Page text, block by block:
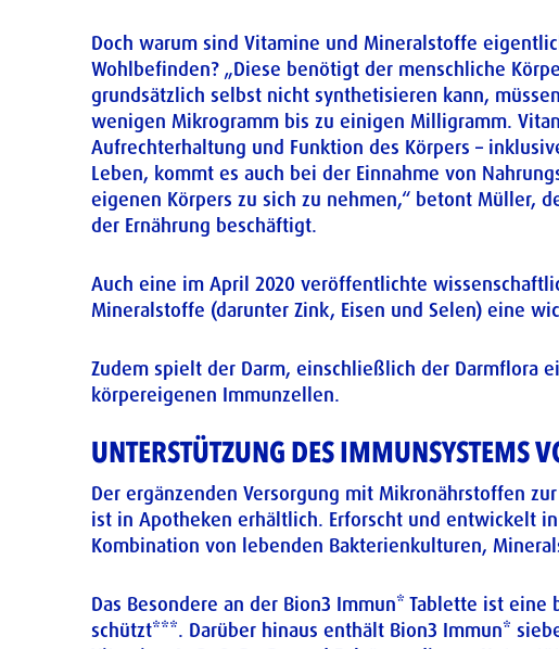
Doch warum sind Vitamine und Mineralstoffe
Wohlbefinden? „Diese benötigt der menschliche
grundsätzlich selbst nicht synthetisieren kann,
wenigen Mikrogramm bis zu einigen Milligramm.
Aufrechterhaltung und Funktion des Körpers –
Leben, kommt es auch bei der Einnahme von
eigenen Körpers zu sich zu nehmen,“ betont Müller,
der Ernährung beschäftigt.
Auch eine im April 2020 veröffentlichte
Mineralstoffe (darunter Zink, Eisen und Selen) eine
Zudem spielt der Darm, einschließlich der Darmflora
körpereigenen Immunzellen.
UNTERSTÜTZUNG DES
Der ergänzenden Versorgung mit Mikronährstoffen
ist in Apotheken erhältlich. Erforscht und entwickelt
Kombination von lebenden Bakterienkulturen,
Das Besondere an der Bion3 Immun* Tablette ist
schützt***. Darüber hinaus enthält Bion3 Immun*